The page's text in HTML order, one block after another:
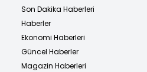
Son Dakika Haberleri
Haberler
Ekonomi Haberleri
Güncel Haberler
Magazin Haberleri